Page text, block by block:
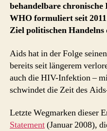
behandelbare
WHO formuliert seit
Ziel politischen Handelns
Aids hat in der Folge
bereits seit längerem
auch die HIV-Infektion –
schwindet die Zeit des
Letzte Wegmarken dieser
Statement(Januar 2008),